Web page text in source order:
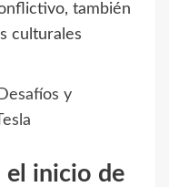
también
culturales
Desafíos y
inicio de